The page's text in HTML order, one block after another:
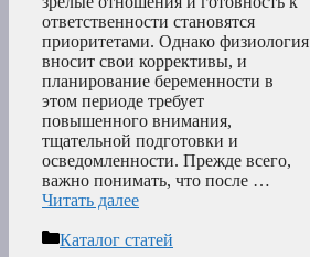
ответственности становятся
приоритетами. Однако физиология
вносит свои коррективы, и
планирование беременности в
этом периоде требует
повышенного внимания,
тщательной подготовки и
осведомленности. Прежде всего,
важно понимать, что после …
Читать далее
Рубрики
Каталог статей